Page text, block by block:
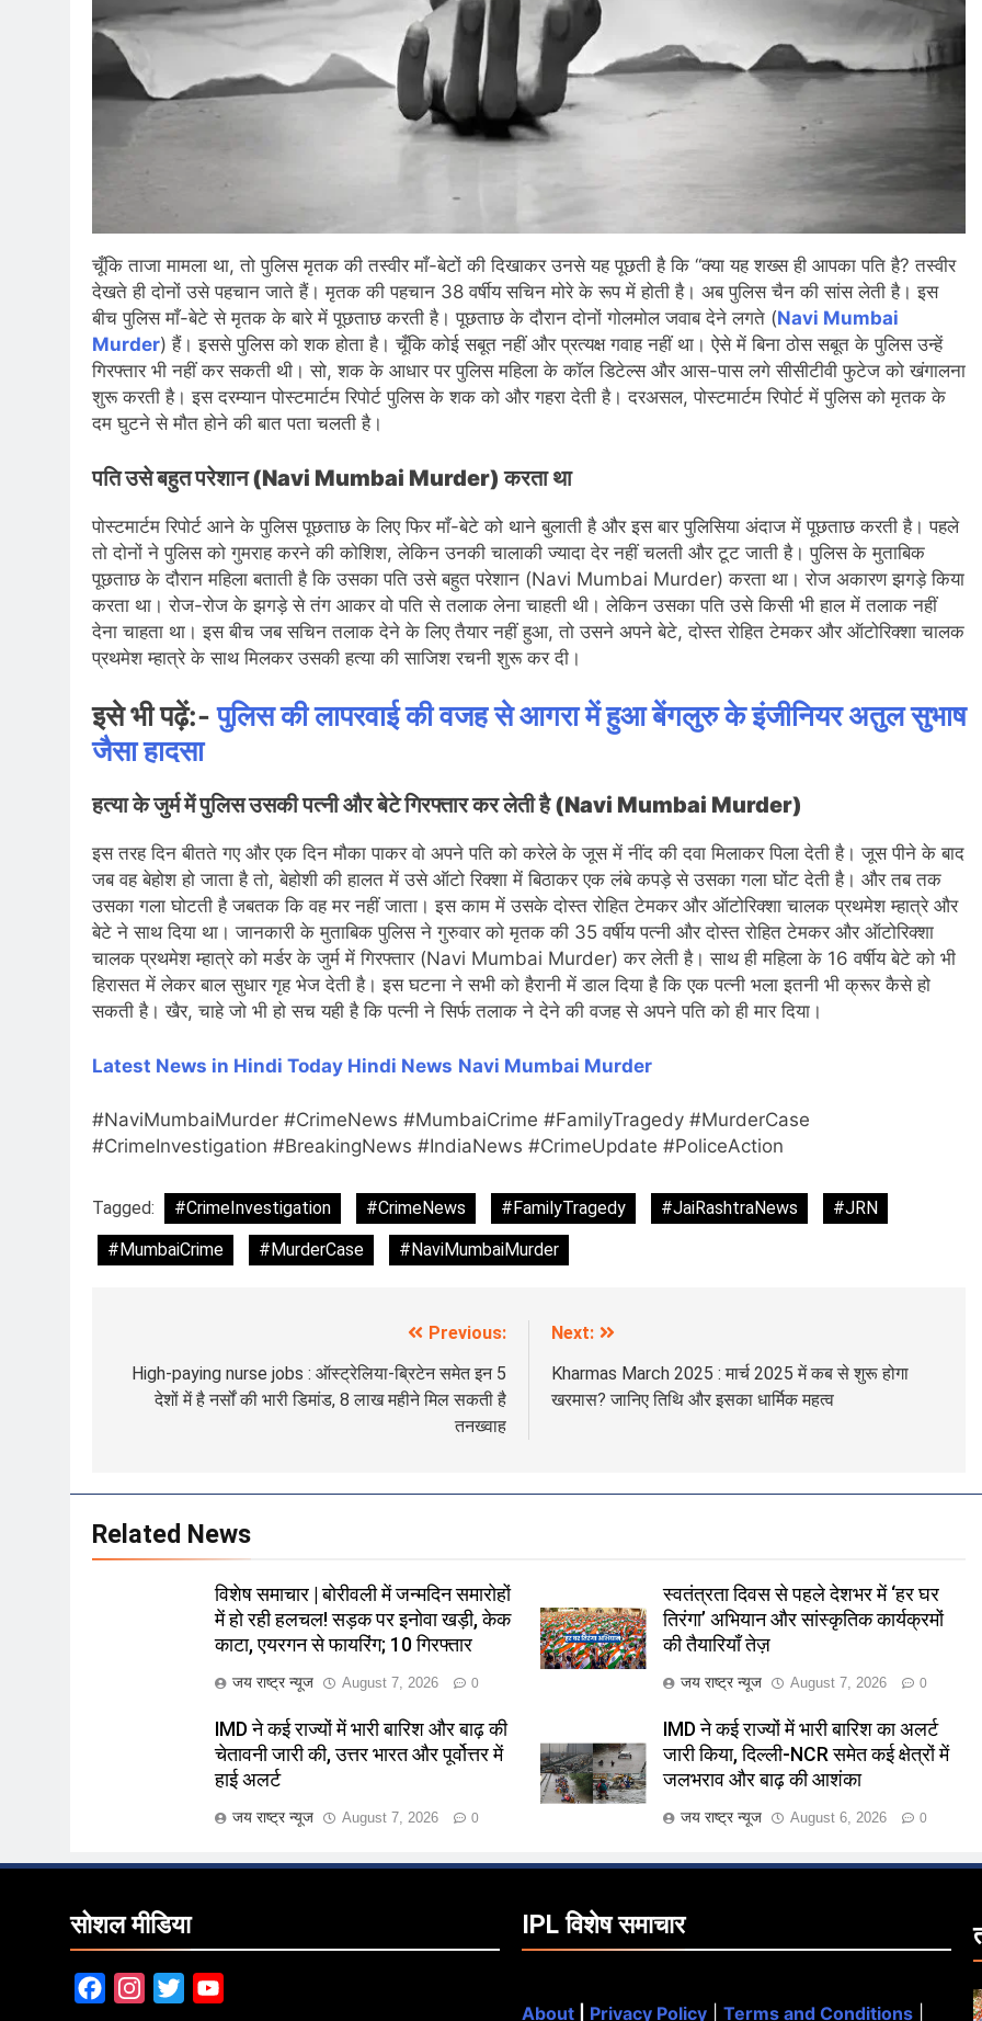
चूँकि ताजा मामला था, तो पुलिस मृतक की तस्वीर माँ-बेटों की दिखाकर उनसे यह पूछती है कि “क्या यह शख्स ही आपका पति है? तस्वीर
देखते ही दोनों उसे पहचान जाते हैं। मृतक की पहचान 38 वर्षीय सचिन मोरे के रूप में होती है। अब पुलिस चैन की सांस लेती है। इस
बीच पुलिस माँ-बेटे से मृतक के बारे में पूछताछ करती है। पूछताछ के दौरान दोनों गोलमोल जवाब देने लगते (Navi Mumbai
Murder) हैं। इससे पुलिस को शक होता है। चूँकि कोई सबूत नहीं और प्रत्यक्ष गवाह नहीं था। ऐसे में बिना ठोस सबूत के पुलिस उन्हें
गिरफ्तार भी नहीं कर सकती थी। सो, शक के आधार पर पुलिस महिला के कॉल डिटेल्स और आस-पास लगे सीसीटीवी फुटेज को खंगालना
शुरू करती है। इस दरम्यान पोस्टमार्टम रिपोर्ट पुलिस के शक को और गहरा देती है। दरअसल, पोस्टमार्टम रिपोर्ट में पुलिस को मृतक के
दम घुटने से मौत होने की बात पता चलती है।
पति उसे बहुत परेशान (Navi Mumbai Murder) करता था
पोस्टमार्टम रिपोर्ट आने के पुलिस पूछताछ के लिए फिर माँ-बेटे को थाने बुलाती है और इस बार पुलिसिया अंदाज में पूछताछ करती है। पहले
तो दोनों ने पुलिस को गुमराह करने की कोशिश, लेकिन उनकी चालाकी ज्यादा देर नहीं चलती और टूट जाती है। पुलिस के मुताबिक
पूछताछ के दौरान महिला बताती है कि उसका पति उसे बहुत परेशान (Navi Mumbai Murder) करता था। रोज अकारण झगड़े किया
करता था। रोज-रोज के झगड़े से तंग आकर वो पति से तलाक लेना चाहती थी। लेकिन उसका पति उसे किसी भी हाल में तलाक नहीं
देना चाहता था। इस बीच जब सचिन तलाक देने के लिए तैयार नहीं हुआ, तो उसने अपने बेटे, दोस्त रोहित टेमकर और ऑटोरिक्शा चालक
प्रथमेश म्हात्रे के साथ मिलकर उसकी हत्या की साजिश रचनी शुरू कर दी।
इसे भी पढ़ें:-पुलिस की लापरवाई की वजह से आगरा में हुआ बेंगलुरु के इंजीनियर अतुल सुभाष
जैसा हादसा
हत्या के जुर्म में पुलिस उसकी पत्नी और बेटे गिरफ्तार कर लेती है (Navi Mumbai Murder)
इस तरह दिन बीतते गए और एक दिन मौका पाकर वो अपने पति को करेले के जूस में नींद की दवा मिलाकर पिला देती है। जूस पीने के बाद
जब वह बेहोश हो जाता है तो, बेहोशी की हालत में उसे ऑटो रिक्शा में बिठाकर एक लंबे कपड़े से उसका गला घोंट देती है। और तब तक
उसका गला घोटती है जबतक कि वह मर नहीं जाता। इस काम में उसके दोस्त रोहित टेमकर और ऑटोरिक्शा चालक प्रथमेश म्हात्रे और
बेटे ने साथ दिया था। जानकारी के मुताबिक पुलिस ने गुरुवार को मृतक की 35 वर्षीय पत्नी और दोस्त रोहित टेमकर और ऑटोरिक्शा
चालक प्रथमेश म्हात्रे को मर्डर के जुर्म में गिरफ्तार (Navi Mumbai Murder) कर लेती है। साथ ही महिला के 16 वर्षीय बेटे को भी
हिरासत में लेकर बाल सुधार गृह भेज देती है। इस घटना ने सभी को हैरानी में डाल दिया है कि एक पत्नी भला इतनी भी क्रूर कैसे हो
सकती है। खैर, चाहे जो भी हो सच यही है कि पत्नी ने सिर्फ तलाक ने देने की वजह से अपने पति को ही मार दिया।
Latest News in Hindi Today Hindi News Navi Mumbai Murder
#NaviMumbaiMurder #CrimeNews #MumbaiCrime #FamilyTragedy #MurderCase
#CrimeInvestigation #BreakingNews #IndiaNews #CrimeUpdate #PoliceAction
Tagged: #CrimeInvestigation #CrimeNews #FamilyTragedy #JaiRashtraNews
#JRN
#MumbaiCrime
#MurderCase #NaviMumbaiMurder
navigation
Previous:
High-paying nurse jobs : ऑस्ट्रेलिया-ब्रिटेन समेत इन 5
देशों में है नर्सों की भारी डिमांड, 8 लाख महीने मिल सकती है
तनख्वाह
Next:
Kharmas March 2025 : मार्च 2025 में कब से शुरू होगा
खरमास? जानिए तिथि और इसका धार्मिक महत्व
Related News
विशेष समाचार | बोरीवली में जन्मदिन समारोहों
में हो रही हलचल! सड़क पर इनोवा खड़ी, केक
काटा, एयरगन से फायरिंग; 10 गिरफ्तार
जय राष्ट्र न्यूज August 7, 2026 0
स्वतंत्रता दिवस से पहले देशभर में ‘हर घर
तिरंगा’ अभियान और सांस्कृतिक कार्यक्रमों
की तैयारियाँ तेज़
जय राष्ट्र न्यूज August 7, 2026 0
IMD ने कई राज्यों में भारी बारिश और बाढ़ की
चेतावनी जारी की, उत्तर भारत और पूर्वोत्तर में
हाई अलर्ट
जय राष्ट्र न्यूज August 7, 2026 0
IMD ने कई राज्यों में भारी बारिश का अलर्ट
जारी किया, दिल्ली-NCR समेत कई क्षेत्रों में
जलभराव और बाढ़ की आशंका
जय राष्ट्र न्यूज August 6, 2026 0
सोशल मीडिया
FacebookInstagram
Twitter
IPL विशेष समाचार
About Privacy Policy Terms and Conditions